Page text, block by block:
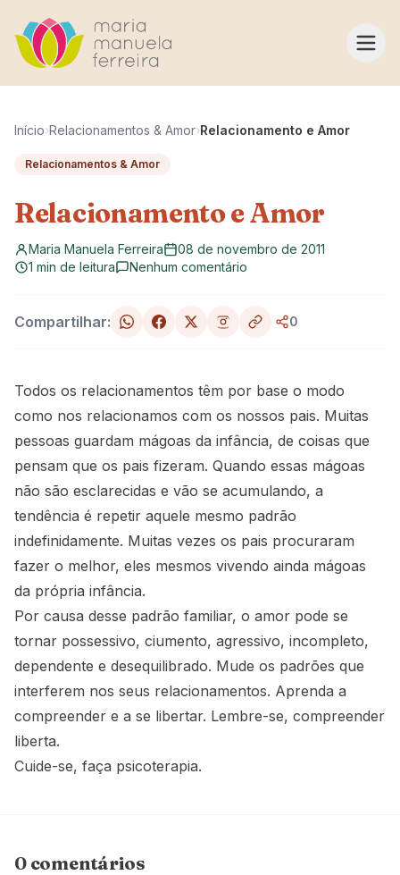
Início›Relacionamentos & Amor›Relacionamento e Amor
Relacionamentos & Amor
Relacionamento e Amor
Maria Manuela Ferreira
08 de novembro de 2011
1 min de leitura
Nenhum comentário
Compartilhar: 0
Todos os relacionamentos têm por base o modo
como nos relacionamos com os nossos pais. Muitas
pessoas guardam mágoas da infância, de coisas que
pensam que os pais fizeram. Quando essas mágoas
não são esclarecidas e vão se acumulando, a
tendência é repetir aquele mesmo padrão
indefinidamente. Muitas vezes os pais procuraram
fazer o melhor, eles mesmos vivendo ainda mágoas
da própria infância.
Por causa desse padrão familiar, o amor pode se
tornar possessivo, ciumento, agressivo, incompleto,
dependente e desequilibrado. Mude os padrões que
interferem nos seus relacionamentos. Aprenda a
compreender e a se libertar. Lembre-se, compreender
liberta.
Cuide-se, faça psicoterapia.
0 comentários